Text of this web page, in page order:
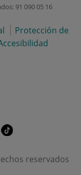
91 090 05 16
Protección de
Enlace
aplicación
reservados